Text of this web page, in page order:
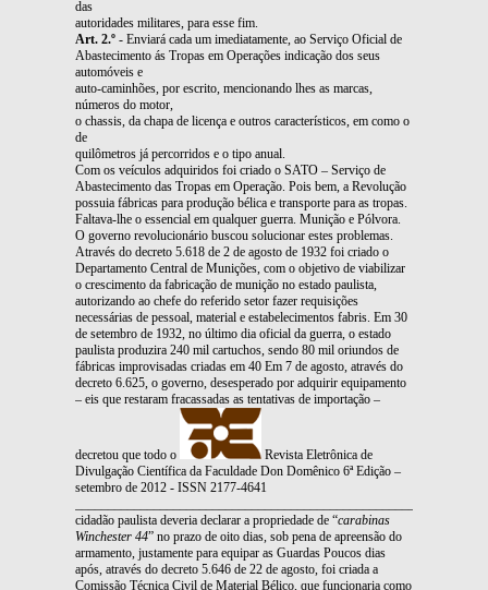
das
autoridades militares, para esse fim.
Art. 2.º - Enviará cada um imediatamente, ao Serviço Oficial de
Abastecimento ás Tropas em Operações indicação dos seus
automóveis e
auto-caminhões, por escrito, mencionando lhes as marcas,
números do motor,
o chassis, da chapa de licença e outros característicos, em como o
de
quilômetros já percorridos e o tipo anual.
Com os veículos adquiridos foi criado o SATO – Serviço de
Abastecimento das Tropas em Operação. Pois bem, a Revolução
possuia fábricas para produção bélica e transporte para as tropas.
Faltava-lhe o essencial em qualquer guerra. Munição e Pólvora.
O governo revolucionário buscou solucionar estes problemas.
Através do decreto 5.618 de 2 de agosto de 1932 foi criado o
Departamento Central de Munições, com o objetivo de viabilizar
o crescimento da fabricação de munição no estado paulista,
autorizando ao chefe do referido setor fazer requisições
necessárias de pessoal, material e estabelecimentos fabris. Em 30
de setembro de 1932, no último dia oficial da guerra, o estado
paulista produzira 240 mil cartuchos, sendo 80 mil oriundos de
fábricas improvisadas criadas em 40 Em 7 de agosto, através do
decreto 6.625, o governo, desesperado por adquirir equipamento
– eis que restaram fracassadas as tentativas de importação –
decretou que todo o
Revista Eletrônica de
Divulgação Científica da Faculdade Don Domênico 6ª Edição –
setembro de 2012 - ISSN 2177-4641
cidadão paulista deveria declarar a propriedade de “carabinas
Winchester 44” no prazo de oito dias, sob pena de apreensão do
armamento, justamente para equipar as Guardas Poucos dias
após, através do decreto 5.646 de 22 de agosto, foi criada a
Comissão Técnica Civil de Material Bélico, que funcionaria como